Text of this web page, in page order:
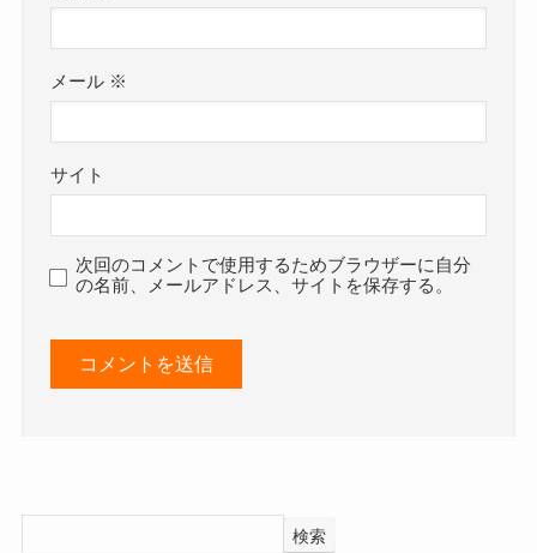
メール ※
サイト
次回のコメントで使用するためブラウザーに自分
の名前、メールアドレス、サイトを保存する。
検索